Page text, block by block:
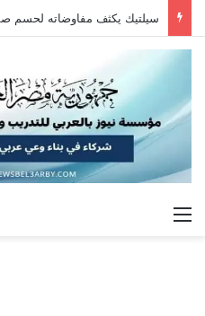
سيلتيك يكثف مفاوضاته لحسم
القائمة